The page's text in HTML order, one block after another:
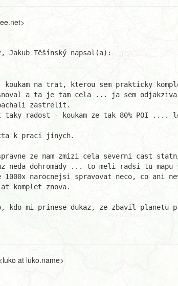
na trat, kterou sem prakticky
a ta je tam cela ... ja sem
zastrelit.
taky radost - koukam ze tak 80% POI ....
k praci jinych.
spravne ze nam zmizi cela severni cast
neda dohromady ... to meli radsi tu mapu
1000x narocnejsi spravovat neco, co ani
komplet znova.
kdo mi prinese dukaz, ze zbavil planetu
at luko.name>